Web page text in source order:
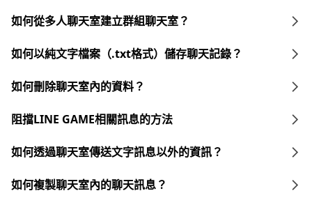
如何從多人聊天室建立群組聊天室？
如何以純文字檔案（.txt格式）儲存聊天記錄？
如何刪除聊天室內的資料？
阻擋LINE GAME相關訊息的方法
如何透過聊天室傳送文字訊息以外的資訊？
如何複製聊天室內的聊天訊息？